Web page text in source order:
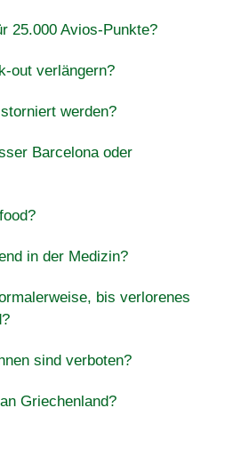
25.000 Avios-Punkte?
out verlängern?
werden?
Barcelona oder
in der Medizin?
bis verlorenes
sind verboten?
Griechenland?